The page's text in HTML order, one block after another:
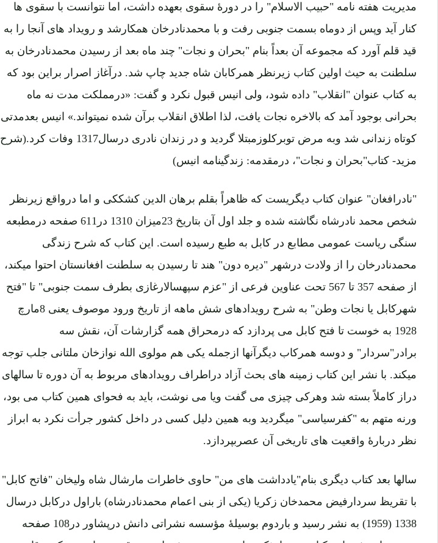
مدیریت هفته نامه "حبیب الاسلام" را در دورۀ سقوی بعهده داشت، اما نتوانست با سقوی ها
کنار آید وپس از دوماه بسمت جنوبی رفت و با محمدنادرخان همکارشد و رویداد های آنجا را به
قید قلم آورد که مجموعه آن بعداً بنام "بحران و نجات" چند ماه بعد از رسیدن محمدنادرخان به
سلطنت به حیث اولین کتاب زیرنظر همرکابان شاه جدید چاپ شد. درآغاز اصرار براین بود که
به کتاب عنوان "انقلاب" داده شود، ولی انیس قبول نکرد و گفت: «درمملکت مدت نه ماه
بحرانی بوجود آمد که بالاخره نجات یافت، لذا اطلاق انقلاب برآن شده نمیتواند.» انیس بعدمدتی
کوتاه زندانی شد وبه مرض توبرکلوزمبتلا گردید و در زندان نادری درسال1317 وفات کرد.(شرح
مزید- کتاب"بحران و نجات"، درمقدمه: زندگینامه انیس)
"نادرافغان" عنوان کتاب دیگریست که ظاهراً بقلم برهان الدین کشککی و اما درواقع زیرنظر
شخص محمد نادرشاه نگاشته شده و جلد اول آن بتاریخ 23میزان 1310 در611 صفحه درمطبعه
سنگی ریاست عمومی مطابع در کابل به طبع رسیده است. این کتاب که شرح زندگی
محمدنادرخان را از ولادت درشهر "دیره دون" هند تا رسیدن به سلطنت افغانستان احتوا میکند،
از صفحه 357 تا 567 تحت عناوین فرعی از "عزم سپهسالارغازی بطرف سمت جنوبی" تا "فتح
شهرکابل یا نجات وطن" به شرح رویدادهای شش ماهه از تاریخ ورود موصوف یعنی 8مارچ
1928 به خوست تا فتح کابل می پردازد که درمحراق همه گزارشات آن، نقش سه
برادر"سردار" و دوسه همرکاب دیگرآنها ازجمله یکی هم مولوی الله نوازخان ملتانی جلب توجه
میکند. با نشر این کتاب زمینه های بحث آزاد دراطراف رویدادهای مربوط به آن دوره تا سالهای
دراز کاملاً بسته شد وهرکی چیزی می گفت ویا می نوشت، باید به فحوای همین کتاب می بود،
ورنه متهم به "کفرسیاسی" میگردید وبه همین دلیل کسی در داخل کشور جرأت نکرد به ابراز
نظر دربارۀ واقعیت های تاریخی آن عصربپردازد.
سالها بعد کتاب دیگری بنام"یادداشت های من" حاوی خاطرات مارشال شاه ولیخان "فاتح کابل"
با تقریظ سردارفیض محمدخان زکریا (یکی از بنی اعمام محمدنادرشاه) باراول درکابل درسال
1338 (1959) به نشر رسید و باردوم بوسیلۀ مؤسسه نشراتی دانش درپشاور در108 صفحه